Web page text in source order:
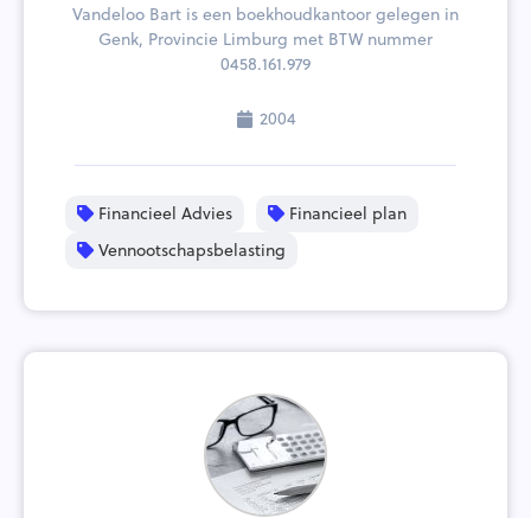
Vandeloo Bart is een boekhoudkantoor gelegen in
Genk, Provincie Limburg met BTW nummer
0458.161.979
2004
Financieel Advies
Financieel plan
Vennootschapsbelasting